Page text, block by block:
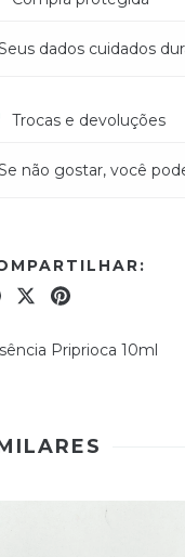
dados cuidados
Trocas e devoluções
não gostar, você
Priprioca 10ml